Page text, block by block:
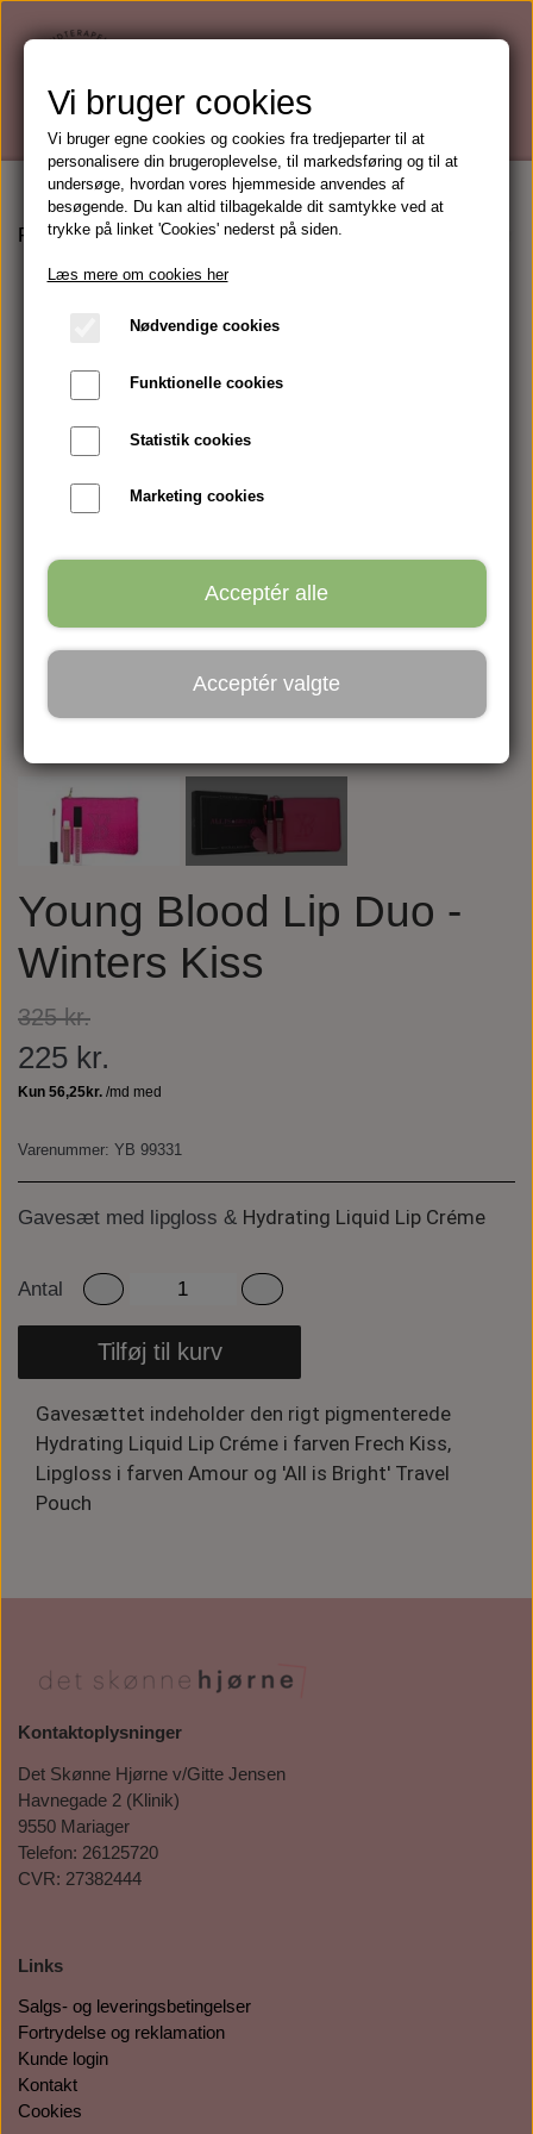
Forside Makeup Lipgloss Young Blood Lip Duo -
Young Blood Lip Duo -
Winters Kiss
325 kr.
225 kr.
Varenummer: YB 99331
Gavesæt med lipgloss & Hydrating Liquid Lip Créme
Antal
Tilføj til kurv
Gavesættet indeholder den rigt pigmenterede
Hydrating Liquid Lip Créme i farven Frech Kiss,
Lipgloss i farven Amour og 'All is Bright' Travel
Pouch
Kontaktoplysninger
Det Skønne Hjørne v/Gitte Jensen
Havnegade 2 (Klinik)
9550 Mariager
Telefon: 26125720
CVR: 27382444
Links
Salgs- og leveringsbetingelser
Fortrydelse og reklamation
Kunde login
Kontakt
Cookies
Vi bruger cookies
Vi bruger egne cookies og cookies fra tredjeparter til at
personalisere din brugeroplevelse, til markedsføring og til at
undersøge, hvordan vores hjemmeside anvendes af
besøgende. Du kan altid tilbagekalde dit samtykke ved at
trykke på linket 'Cookies' nederst på siden.
Læs mere om cookies her
Nødvendige cookies
Funktionelle cookies
Statistik cookies
Marketing cookies
Acceptér alle
Acceptér valgte